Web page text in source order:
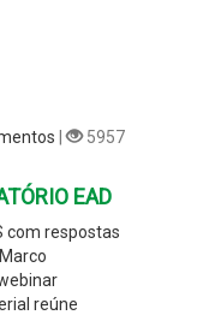
|
5957
EAD
com respostas
reúne